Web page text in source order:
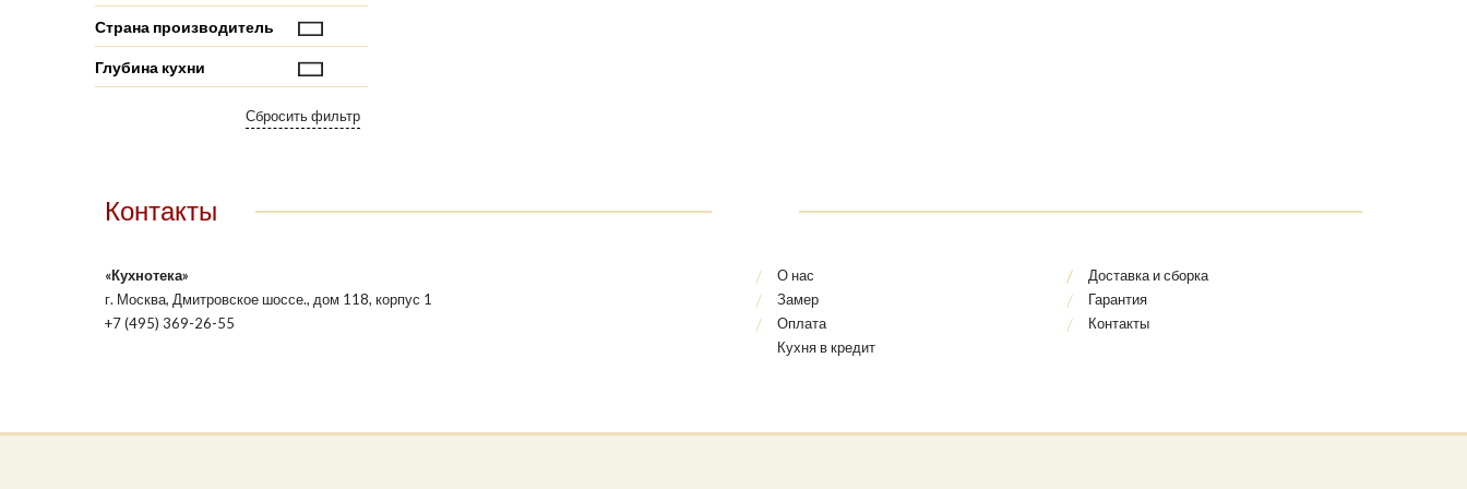
Страна производитель
Глубина кухни
Контакты
«Кухнотека»
г. Москва, Дмитровское шоссе., дом 118, корпус 1
+7 (495) 369-26-55
О нас
Замер
Оплата
Кухня в кредит
Доставка и сборка
Гарантия
Контакты